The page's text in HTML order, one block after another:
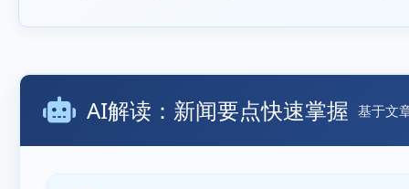
AI解读：新闻要点快速掌握 基于文